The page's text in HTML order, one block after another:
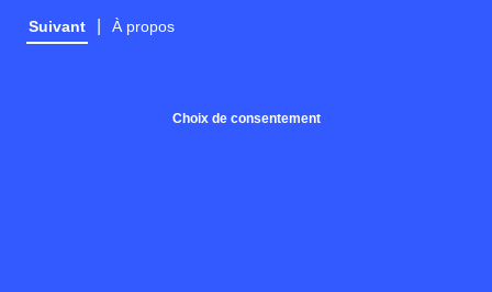
Suivant À propos
Choix de consentement